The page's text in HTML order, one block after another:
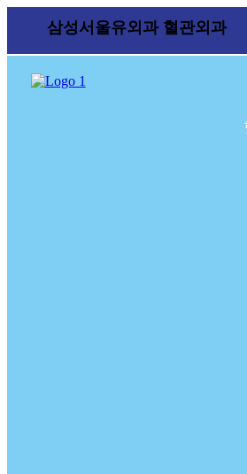
삼성서울유외과혈관외과2021
2025
2025